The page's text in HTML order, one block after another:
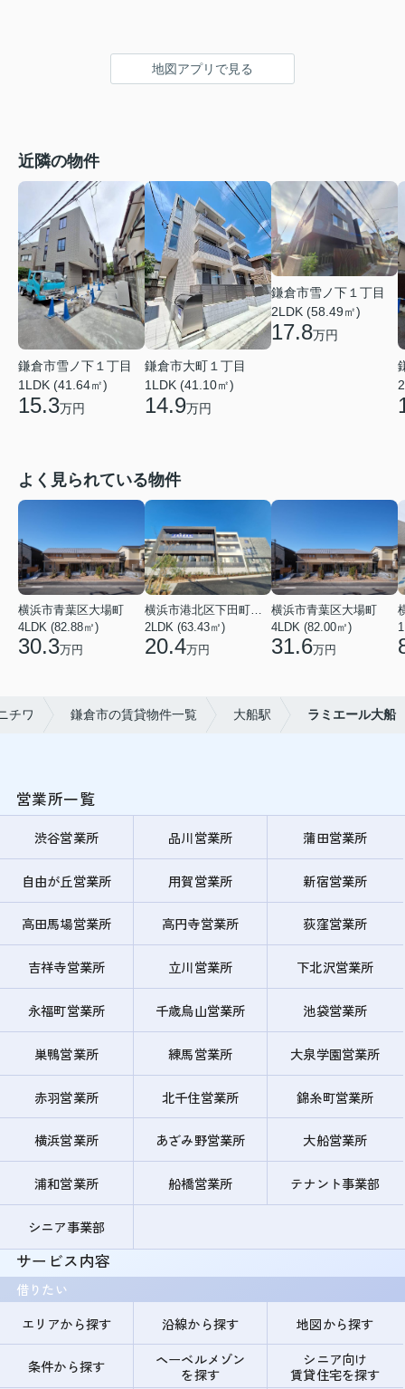
地図アプリで見る
近隣の物件
鎌倉市雪ノ下１丁目
1LDK (41.64㎡)
15.3万円
鎌倉市大町１丁目
1LDK (41.10㎡)
14.9万円
鎌倉市雪ノ下１丁目
2LDK (58.49㎡)
17.8万円
よく見られている物件
横浜市青葉区大場町
4LDK (82.88㎡)
30.3万円
横浜市港北区下田町２丁目
2LDK (63.43㎡)
20.4万円
横浜市青葉区大場町
4LDK (82.00㎡)
31.6万円
チワ 鎌倉市の賃貸物件一覧 大船駅 ラミエール大船
営業所一覧
渋谷営業所 品川営業所 蒲田営業所
自由が丘営業所 用賀営業所 新宿営業所
高田馬場営業所 高円寺営業所 荻窪営業所
吉祥寺営業所 立川営業所 下北沢営業所
永福町営業所 千歳烏山営業所 池袋営業所
巣鴨営業所 練馬営業所 大泉学園営業所
赤羽営業所 北千住営業所 錦糸町営業所
横浜営業所 あざみ野営業所 大船営業所
浦和営業所 船橋営業所 テナント事業部
シニア事業部
サービス内容
借りたい
エリアから探す
沿線から探す 地図から探す
条件から探す
ヘーベルメゾン
を探す
シニア向け
賃貸住宅を探す